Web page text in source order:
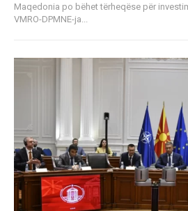
Maqedonia po bëhet tërheqëse për
VMRO-DPMNE-ja...